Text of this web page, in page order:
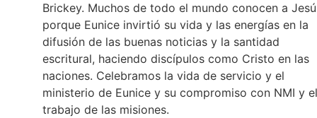
Brickey. Muchos de todo el mundo conocen a
porque Eunice invirtió su vida y las energías en la
difusión de las buenas noticias y la santidad
escritural, haciendo discípulos como Cristo en las
naciones. Celebramos la vida de servicio y el
ministerio de Eunice y su compromiso con NMI y el
trabajo de las misiones.